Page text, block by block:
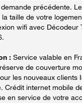
précédente.
taille de votre
wifi avec Décodeur
: Service valable en
de couverture
les nouveaux clients
Crédit internet mobile
en service de votre